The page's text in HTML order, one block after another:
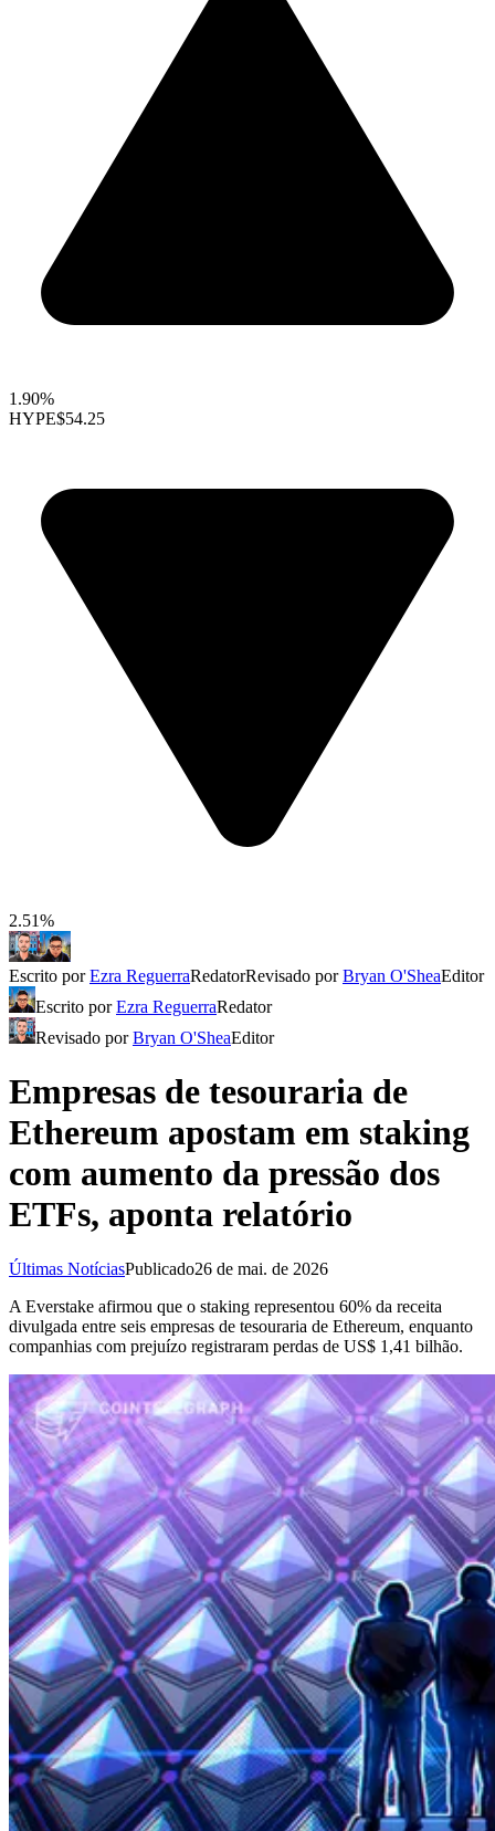
1.90%
HYPE$54.25
2.51%
Escrito porEzra ReguerraRedatorRevisado porBryan O'SheaEditor
Escrito porEzra ReguerraRedator
Revisado porBryan O'SheaEditor
Empresas de tesouraria de
Ethereum apostam em staking
com aumento da pressão dos
ETFs, aponta relatório
Últimas NotíciasPublicado26 de mai. de 2026
A Everstake afirmou que o staking representou 60% da receita
divulgada entre seis empresas de tesouraria de Ethereum, enquanto
companhias com prejuízo registraram perdas de US$ 1,41 bilhão.